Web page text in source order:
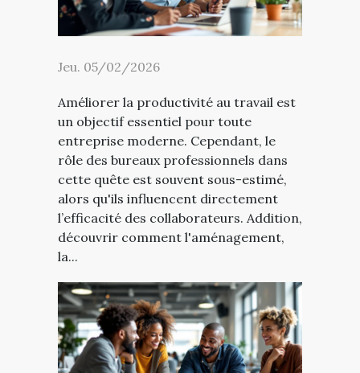
Jeu. 05/02/2026
Améliorer la productivité au travail est
un objectif essentiel pour toute
entreprise moderne. Cependant, le
rôle des bureaux professionnels dans
cette quête est souvent sous-estimé,
alors qu'ils influencent directement
l’efficacité des collaborateurs. Addition,
découvrir comment l'aménagement,
la...